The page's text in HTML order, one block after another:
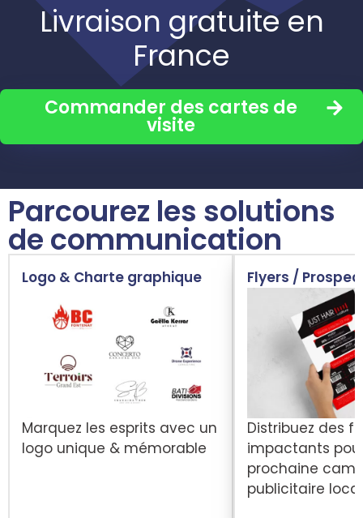
Livraison gratuite en
France
Commander des cartes de
visite
Parcourez les solutions
de communication
Logo & Charte graphique
Marquez les esprits avec un
logo unique & mémorable
Flyers /
Distribuez des
impactants
prochaine
publicitaire